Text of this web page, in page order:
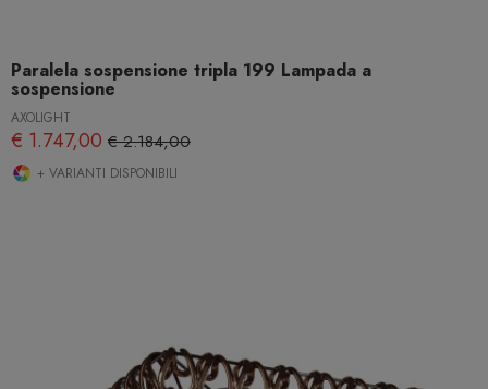
Paralela sospensione tripla 199 Lampada a
sospensione
AXOLIGHT
€ 1.747,00 € 2.184,00
+ VARIANTI DISPONIBILI